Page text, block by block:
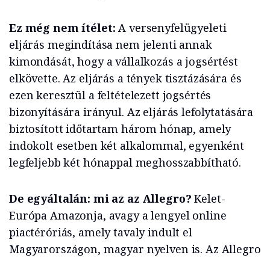
Ez még nem ítélet:A versenyfelügyeleti
eljárás megindítása nem jelenti annak
kimondását, hogy a vállalkozás a jogsértést
elkövette. Az eljárás a tények tisztázására és
ezen keresztül a feltételezett jogsértés
bizonyítására irányul. Az eljárás lefolytatására
biztosított időtartam három hónap, amely
indokolt esetben két alkalommal, egyenként
legfeljebb két hónappal meghosszabbítható.
De egyáltalán: mi az az Allegro? Kelet-
Európa Amazonja, avagy a lengyel online
piactéróriás, amely tavaly indult el
Magyarországon, magyar nyelven is. Az Allegro